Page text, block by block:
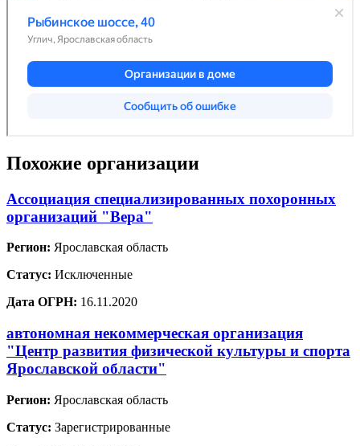
Похожие организации
Ассоциация специализированных похоронных
организаций "Вера"
Регион: Ярославская область
Статус: Исключенные
Дата ОГРН: 16.11.2020
автономная некоммерческая организация
"Центр развития физической культуры и спорта
Ярославской области"
Регион: Ярославская область
Статус: Зарегистрированные